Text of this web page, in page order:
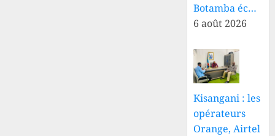
Botamba éc…
6 août 2026
Kisangani : les
opérateurs
Orange, Airtel